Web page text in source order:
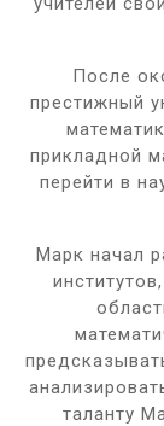
После
престижный
прикладной
перейти в
Марк начал
таланту